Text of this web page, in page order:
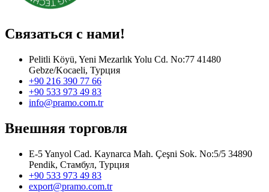
Связаться с нами!
Pelitli Köyü, Yeni Mezarlık Yolu Cd. No:77 41480
Gebze/Kocaeli, Турция
+90 216 390 77 66
+90 533 973 49 83
info@pramo.com.tr
Внешняя торговля
E-5 Yanyol Cad. Kaynarca Mah. Çeşni Sok. No:5/5 34890
Pendik, Стамбул, Турция
+90 533 973 49 83
export@pramo.com.tr